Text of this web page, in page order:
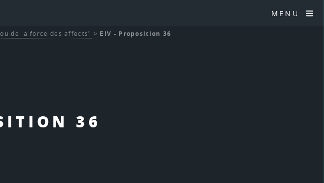
MENU
36
de la force des affects" > EIV - Proposition 36